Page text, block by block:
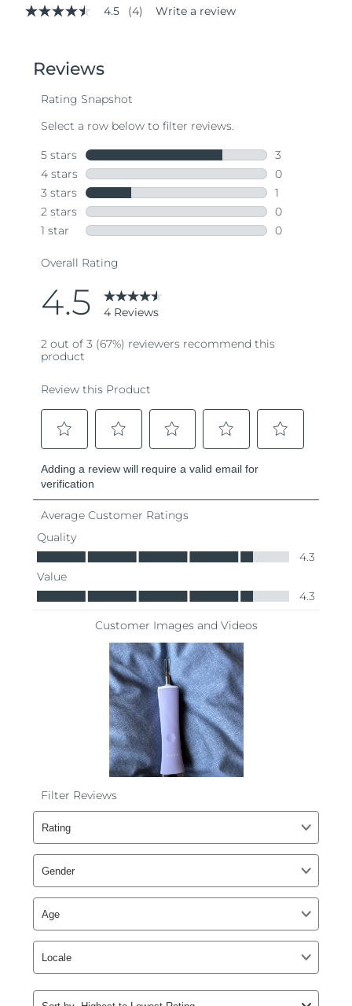
4.5
stars,
rating
value.
Same
page
link.
4.5 (4) Write a review